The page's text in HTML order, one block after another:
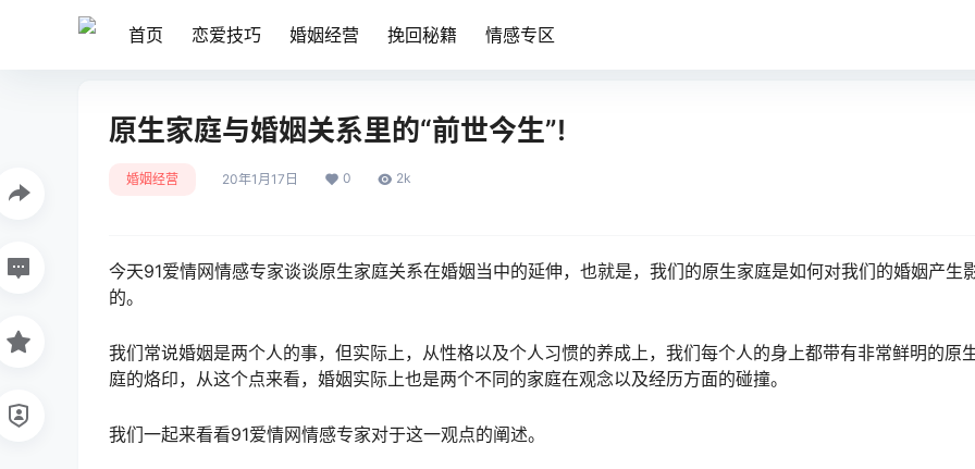
首页 恋爱技巧 婚姻经营 挽回秘籍 情感专区
原生家庭与婚姻关系里的“前世今生”!
婚姻经营 20年1月17日 0 2k
今天91爱情网情感专家谈谈原生家庭关系在婚姻当中的延伸，也就是，我们的原生家庭是如何对我们的婚姻产生
的。
我们常说婚姻是两个人的事，但实际上，从性格以及个人习惯的养成上，我们每个人的身上都带有非常鲜明的原
庭的烙印，从这个点来看，婚姻实际上也是两个不同的家庭在观念以及经历方面的碰撞。
我们一起来看看91爱情网情感专家对于这一观点的阐述。